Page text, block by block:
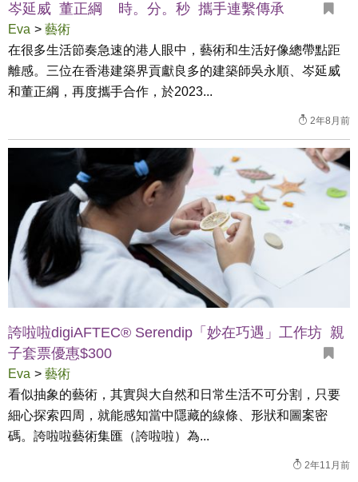
岑延威 董正綱 時。分。秒 攜手連繫傳承
Eva > 藝術
在很多生活節奏急速的港人眼中，藝術和生活好像總帶點距
離感。三位在香港建築界貢獻良多的建築師吳永順、岑延威
和董正綱，再度攜手合作，於2023...
2年8月前
誇啦啦digiAFTEC® Serendip「妙在巧遇」工作坊 親
子套票優惠$300
Eva > 藝術
看似抽象的藝術，其實與大自然和日常生活不可分割，只要
細心探索四周，就能感知當中隱藏的線條、形狀和圖案密
碼。誇啦啦藝術集匯（誇啦啦）為...
2年11月前